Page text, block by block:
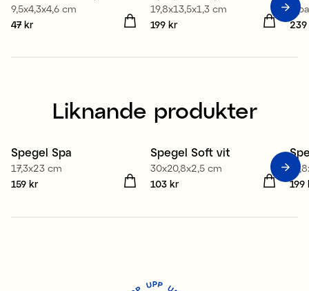
9,5x4,3x4,6 cm
Pris:
47 kr
19,8x13,5x1,3 cm
Pris:199 kr
199 kr
6-
Pris
Liknande produkter
Spegel Spa
17,3x23 cm
Pris :159 kr
159 kr
Spegel Soft vit
30x20,8x2,5 cm
Pris :103 kr
103 kr Pris
199
P UPP